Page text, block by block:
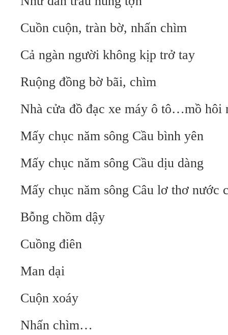
Cuồn cuộn, tràn bờ, nhấn chìm
Cả ngàn người không kịp trở tay
Ruộng đồng bờ bãi, chìm
Nhà cửa đồ đạc xe máy ô tô…mồ hôi
Mấy chục năm sông Cầu bình yên
Mấy chục năm sông Cầu dịu dàng
Mấy chục năm sông Câu lơ thơ nước
Bỗng chồm dậy
Cuồng điên
Man dại
Cuộn xoáy
Nhấn chìm…